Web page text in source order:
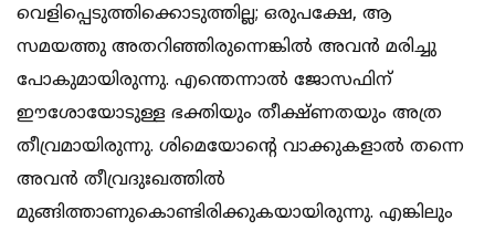
വെളിപ്പെടുത്തിക്കൊടുത്തില്ല; ഒരുപക്ഷേ, ആ
സമയത്തു അതറിഞ്ഞിരുന്നെങ്കിൽ അവൻ മരിച്ചു
പോകുമായിരുന്നു. എന്തെന്നാൽ ജോസഫിന്
ഈശോയോടുള്ള ഭക്തിയും തീക്ഷ്ണതയും അത്ര
തീവ്രമായിരുന്നു. ശിമെയോന്റെ വാക്കുകളാൽ തന്നെ
അവൻ തീവ്രദുഃഖത്തിൽ
മുങ്ങിത്താണുകൊണ്ടിരിക്കുകയായിരുന്നു. എങ്കിലും